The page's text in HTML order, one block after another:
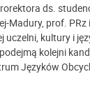
ds.
Madury, prof.
kultury i
kolejni
Języków